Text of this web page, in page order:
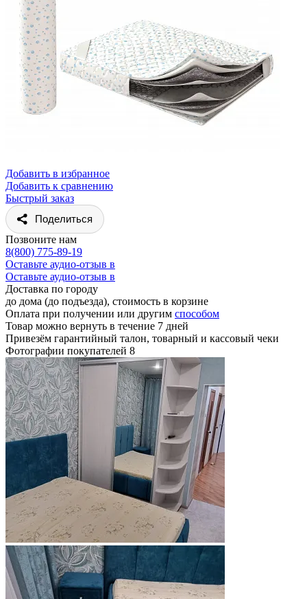
Добавить в избранное
Добавить к сравнению
Быстрый заказ
Поделиться
Позвоните нам
8(800) 775-89-19
Оставьте аудио-отзыв в
Оставьте аудио-отзыв в
Доставка по городу
до дома (до подъезда), стоимость в корзине
Оплата при получении или другим способом
Товар можно вернуть в течение 7 дней
Привезём гарантийный талон, товарный и кассовый чеки
Фотографии покупателей 8